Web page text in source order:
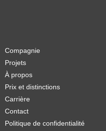
Compagnie
Projets
À propos
Prix et distinctions
Carrière
Contact
Politique de confidentialité